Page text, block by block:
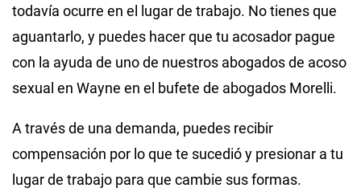
todavía ocurre en el lugar de trabajo. No tienes que
aguantarlo, y puedes hacer que tu acosador pague
con la ayuda de uno de nuestros abogados de acoso
sexual en Wayne en el bufete de abogados Morelli.
A través de una demanda, puedes recibir
compensación por lo que te sucedió y presionar a tu
lugar de trabajo para que cambie sus formas.